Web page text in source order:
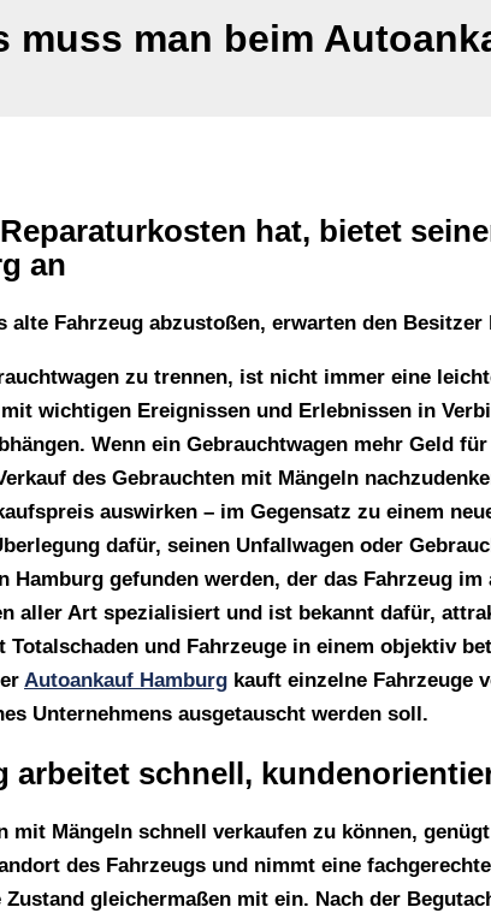
muss man beim
hat, bietet
an
alte Fahrzeug abzustoßen, erwarten den
zu trennen, ist nicht immer eine
wichtigen Ereignissen und Erlebnissen in
Wenn ein Gebrauchtwagen mehr Geld
des Gebrauchten mit Mängeln
auswirken – im Gegensatz zu einem
dafür, seinen Unfallwagen oder
Hamburg gefunden werden, der das Fahrzeug
aller Art spezialisiert und ist bekannt dafür,
und Fahrzeuge in einem objektiv
Autoankauf Hamburg kauft einzelne Fahrzeuge
Unternehmens ausgetauscht werden soll.
arbeitet schnell,
mit Mängeln schnell verkaufen zu können,
des Fahrzeugs und nimmt eine
gleichermaßen mit ein. Nach der